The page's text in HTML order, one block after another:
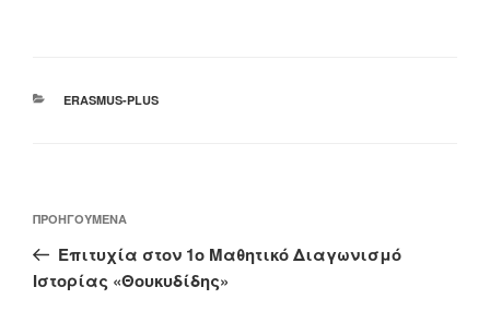
ΚΑΤΗΓΟΡΊΕΣ
ERASMUS-PLUS
άρθρων
Προηγούμενο
άρθρο
ΠΡΟΗΓΟΎΜΕΝΑ
Επιτυχία στον 1ο Μαθητικό Διαγωνισμό
Ιστορίας «Θουκυδίδης»